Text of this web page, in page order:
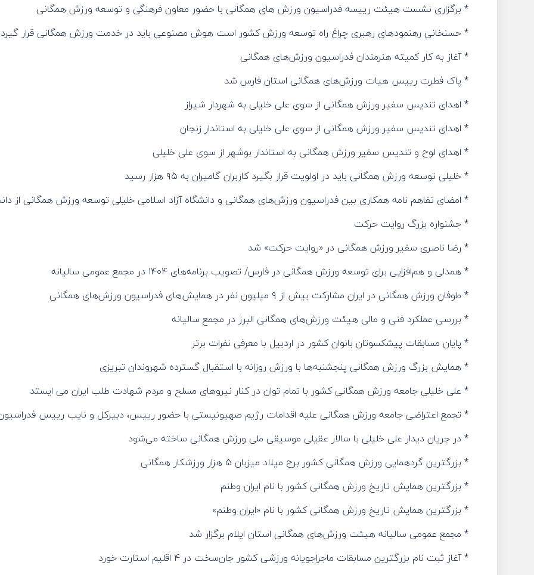
* برگزاری نشست هیئت رییسه فدراسیون ورزش های همگانی با حضور معاون فرهنگی و توسعه ورزش همگانی
* حسنخانی رهنمودهای رهبری چراغ راه توسعه ورزش کشور است‌ هوش مصنوعی باید در خدمت ورزش همگانی قرار گیرد
* آغاز به کار کمیته هنرمندان فدراسیون ورزش‌های همگانی
* پاک فطرت رییس هیات ورزش‌های همگانی استان فارس شد
* اهدای تندیس سفیر ورزش همگانی از سوی علی خلیلی به شهردار شیراز
* اهدای تندیس سفیر ورزش همگانی از سوی علی خلیلی به استاندار زنجان
* اهدای لوح و تندیس سفیر ورزش همگانی به استاندار بوشهر از سوی علی خلیلی
* خلیلی توسعه ورزش همگانی باید در اولویت قرار بگیرد کاربران گامیران به ۹۵ هزار رسید
* امضای تفاهم نامه همکاری بین فدراسیون ورزش‌های همگانی و دانشگاه آزاد اسلامی خلیلی توسعه ورزش همگانی از
* جشنواره بزرگ روایت حرکت
* رضا ناصری سفیر ورزش همگانی در «روایت حرکت» شد
* همدلی و هم‌افزایی برای توسعه ورزش همگانی در فارس/ تصویب برنامه‌های ۱۴۰۴ در مجمع عمومی سالیانه
* طوفان ورزش همگانی در ایران مشارکت بیش از ۹ میلیون نفر در همایش‌های فدراسیون ورزش‌های همگانی
* بررسی عملکرد فنی و مالی هیئت ورزش‌های همگانی البرز در مجمع سالیانه
* پایان مسابقات پیشکسوتان بانوان کشور در اردبیل با معرفی نفرات برتر
* همایش بزرگ ورزش همگانی پنجشنبه‌ها‌ با ورزش روزانه با استقبال گسترده شهروندان تبریزی
* علی خلیلی جامعه ورزش همگانی کشور با تمام توان در کنار نیروهای مسلح و مردم شهادت طلب ایران می ایستد
* تجمع اعتراضی جامعه ورزش همگانی علیه اقدامات رژیم صهیونیستی با حضور رییس، دبیرکل و نایب رییس
* در جریان دیدار علی خلیلی با سالار عقیلی موسیقی ملی ورزش همگانی ساخته می‌شود
* بزرگترین گردهمایی ورزش همگانی کشور برج میلاد میزبان 5 هزار ورزشکار همگانی
* بزرگترین همایش تاریخ ورزش همگانی کشور با نام ایران وطنم
* بزرگترین همایش تاریخ ورزش همگانی کشور با نام «ایران وطنم»
* مجمع عمومی سالیانه هیئت ورزش‌های همگانی استان ایلام برگزار شد
* آغاز ثبت نام بزرگترین مسابقات ماجراجویانه ورزشی کشور جان‌سخت در ۴ اقلیم استارت خورد